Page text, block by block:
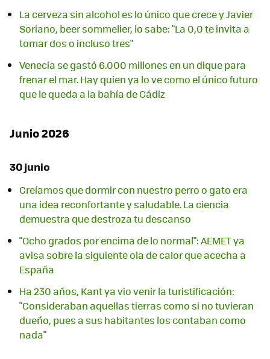
La cerveza sin alcohol es lo único que crece y Javier
Soriano, beer sommelier, lo sabe: "La 0,0 te invita a
tomar dos o incluso tres"
Venecia se gastó 6.000 millones en un dique para
frenar el mar. Hay quien ya lo ve como el único futuro
que le queda a la bahía de Cádiz
Junio 2026
30 junio
Creíamos que dormir con nuestro perro o gato era
una idea reconfortante y saludable. La ciencia
demuestra que destroza tu descanso
"Ocho grados por encima de lo normal": AEMET ya
avisa sobre la siguiente ola de calor que acecha a
España
Ha 230 años, Kant ya vio venir la turistificación:
"Consideraban aquellas tierras como si no tuvieran
dueño, pues a sus habitantes los contaban como
nada"